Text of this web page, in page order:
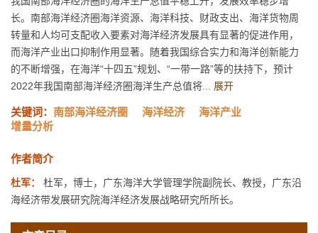
长。南部海洋经济圈海洋资源、海洋科技、财政支出、海洋货物周
转量和人均可支配收入要素对海洋经济发展具有显著的促进作用，
而海洋产业出口抑制作用显著。随着我国综合实力和海洋创新能力
的不断增强，在海洋“十四五”规划、“一带一路”等的扶持下，预计
2022年我国南部海洋经济圈海洋生产总值将... 展开
关键词： 南部海洋经济圈 海洋经济
海洋产业
增量分析
作者简介
杜军：
杜军，博士，广东海洋大学管理学院副院长、教授，广东沿
海经济带发展研究院海洋经济发展战略研究所所长。